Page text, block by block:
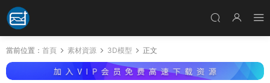
當前位置： 首頁 素材資源 3D模型 正文